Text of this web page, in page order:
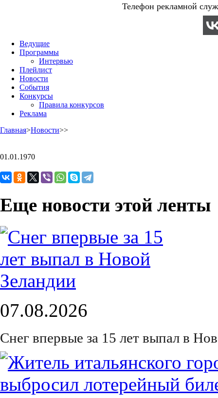
Телефон рекламной
Ведущие
Программы
Интервью
Плейлист
Новости
События
Конкурсы
Правила конкурсов
Реклама
Главная>Новости>>
01.01.1970
Еще новости этой ленты
07.08.2026
Снег впервые за 15 лет выпал в